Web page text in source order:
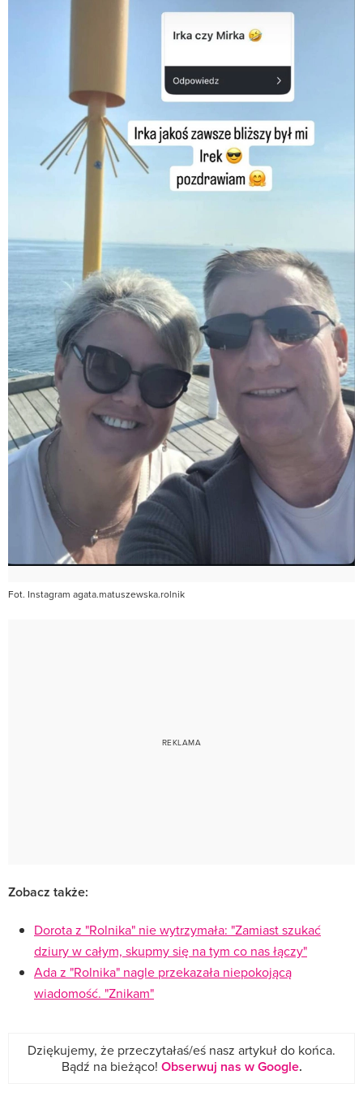
Fot. Instagram agata.matuszewska.rolnik
Zobacz także:
Dorota z "Rolnika" nie wytrzymała: "Zamiast szukać
dziury w całym, skupmy się na tym co nas łączy"
Ada z "Rolnika" nagle przekazała niepokojącą
wiadomość. "Znikam"
Dziękujemy, że przeczytałaś/eś nasz artykuł do końca.
Bądź na bieżąco! Obserwuj nas w Google.